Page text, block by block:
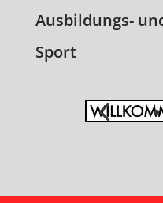
Ausbildungs-
Sport